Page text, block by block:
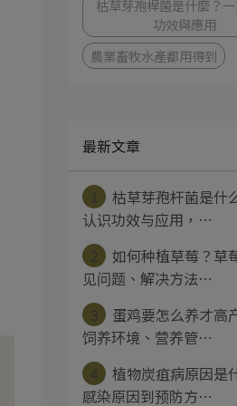
枯草芽孢桿菌是什麼？
功效與應用
農業畜牧水產都用得到
最新文章
枯草芽孢杆菌是什
认识功效与应用，⋯
如何种植草莓？草
见问题、解决方法⋯
蛋鸡要怎么养才高
饲养环境、营养管⋯
植物炭疽病原因是
感染原因到预防方⋯